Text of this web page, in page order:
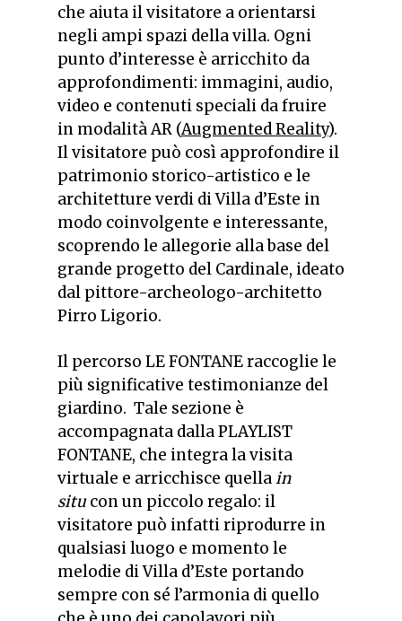
che aiuta il visitatore a orientarsi
negli ampi spazi della villa. Ogni
punto d’interesse è arricchito da
approfondimenti: immagini, audio,
video e contenuti speciali da fruire
in modalità AR (Augmented Reality).
Il visitatore può così approfondire il
patrimonio storico-artistico e le
architetture verdi di Villa d’Este in
modo coinvolgente e interessante,
scoprendo le allegorie alla base del
grande progetto del Cardinale, ideato
dal pittore-archeologo-architetto
Pirro Ligorio.
Il percorso LE FONTANE raccoglie le
più significative testimonianze del
giardino. Tale sezione è
accompagnata dalla PLAYLIST
FONTANE, che integra la visita
virtuale e arricchisce quellain
situcon un piccolo regalo: il
visitatore può infatti riprodurre in
qualsiasi luogo e momento le
melodie di Villa d’Este portando
sempre con sé l’armonia di quello